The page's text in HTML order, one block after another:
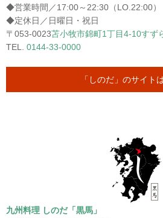
◆営業時間／17:00～22:30（LO.22:00）
◆定休日／日曜日・祝日
〒053-0023苫小牧市錦町1丁目4-10すず
TEL. 0144-33-0000
「しのだ」のサイト
九州料理 しのだ「黒馬」